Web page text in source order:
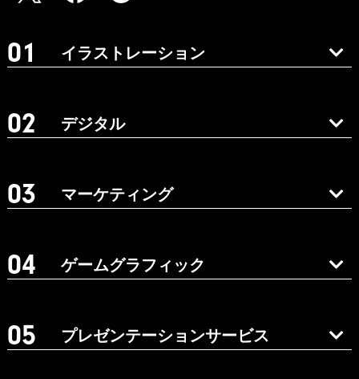
イラストレーション
デジタル
マーケティング
ゲームグラフィック
プレゼンテーションサービス